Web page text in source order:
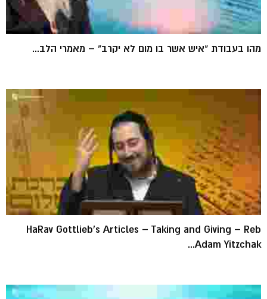
מהו בעבודת "איש אשר בו מום לא יקרב" – מאמרי הלב...
HaRav Gottlieb's Articles – Taking and Giving – Reb
Adam Yitzchak...